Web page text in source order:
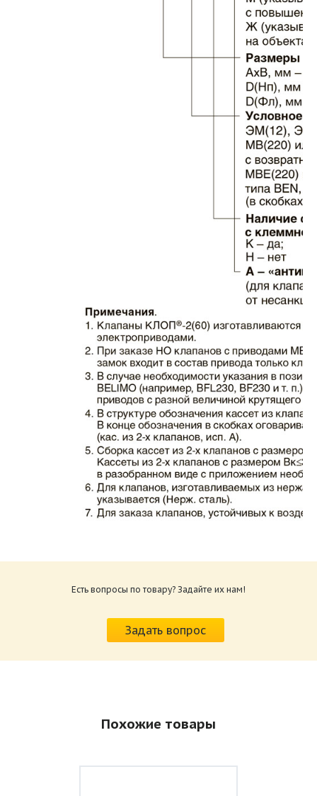
ВИНГС-М КЛОП-2.pdf
приводов КЛОП-2.pdf
Размер: 259.6 Кб
Есть вопросы по товару? Задайте их нам!
Задать вопрос
Похожие товары